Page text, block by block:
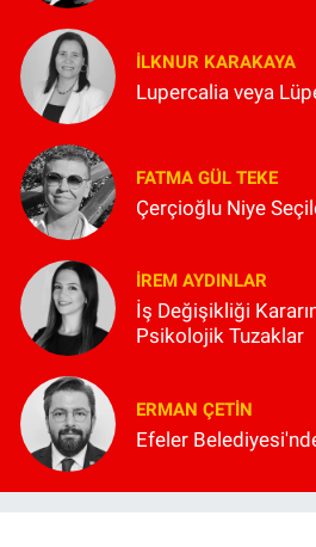
İLKNUR KARAKAYA
Lupercalia veya
FATMA GÜL TEKE
Çerçioğlu Niye
İREM AYDINLAR
İş Değişikliği
Psikolojik Tuzaklar
ERMAN ÇETIN
Efeler